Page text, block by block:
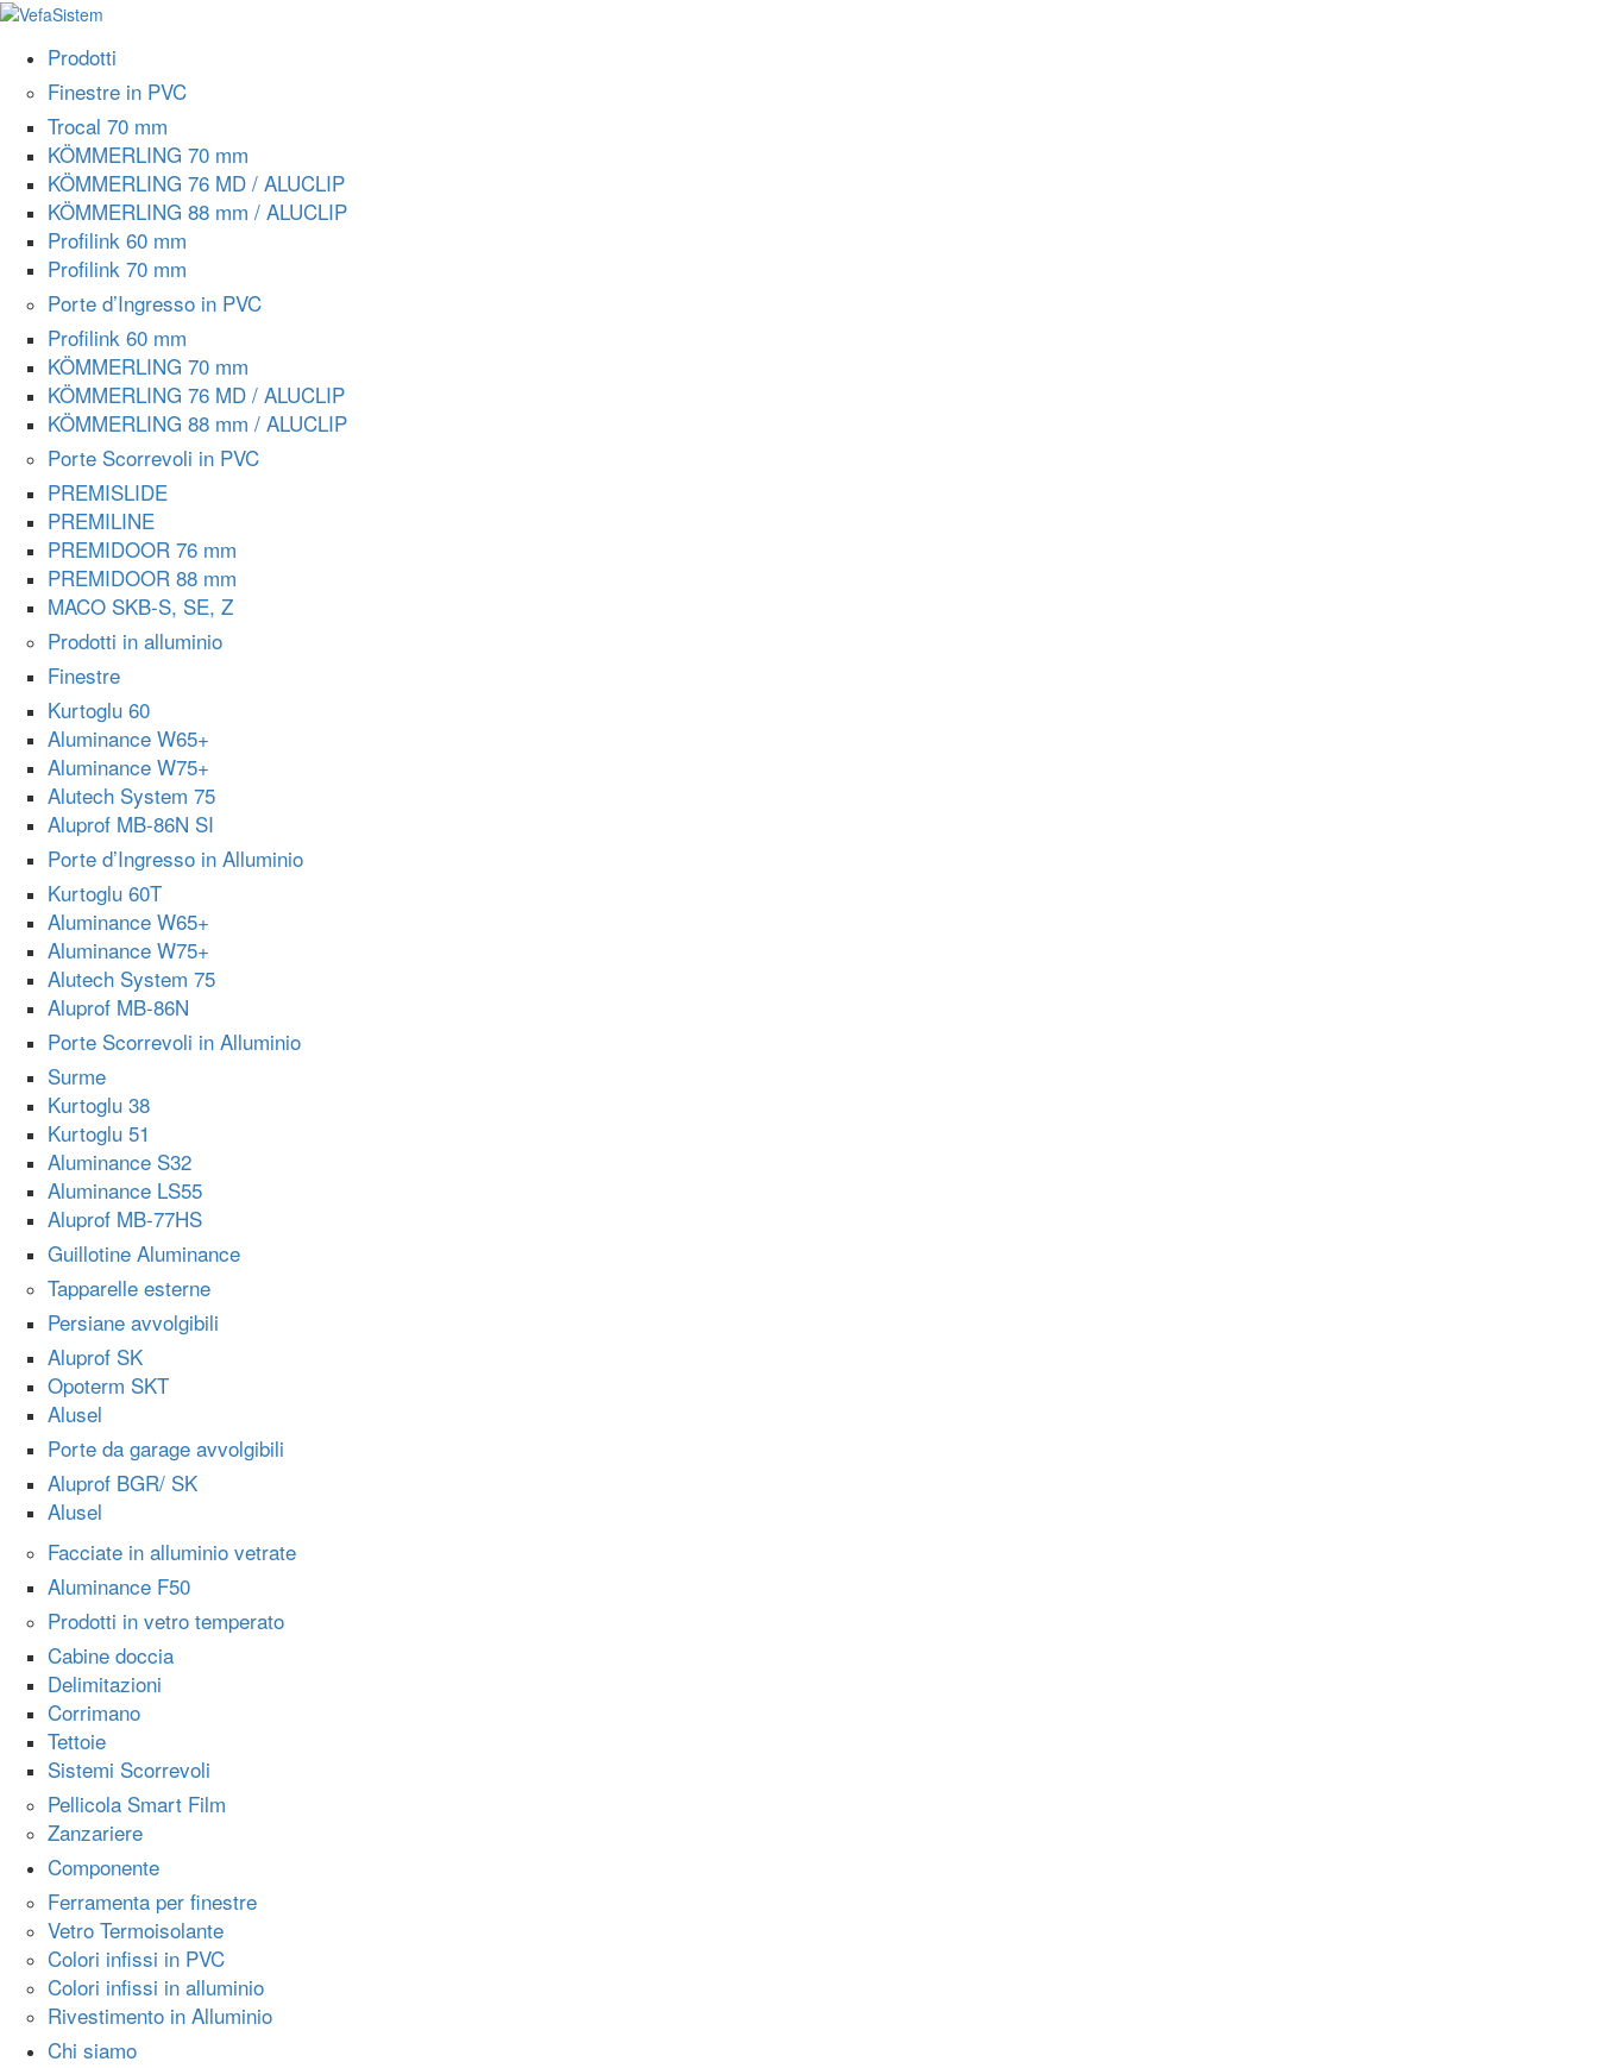
Prodotti
Finestre in PVC
Trocal 70 mm
KÖMMERLING 70 mm
KÖMMERLING 76 MD / ALUCLIP
KÖMMERLING 88 mm / ALUCLIP
Profilink 60 mm
Profilink 70 mm
Porte d’Ingresso in PVC
Profilink 60 mm
KÖMMERLING 70 mm
KÖMMERLING 76 MD / ALUCLIP
KÖMMERLING 88 mm / ALUCLIP
Porte Scorrevoli in PVC
PREMISLIDE
PREMILINE
PREMIDOOR 76 mm
PREMIDOOR 88 mm
MACO SKB-S, SE, Z
Prodotti in alluminio
Finestre
Kurtoglu 60
Aluminance W65+
Aluminance W75+
Alutech System 75
Aluprof MB-86N SI
Porte d’Ingresso in Alluminio
Kurtoglu 60T
Aluminance W65+
Aluminance W75+
Alutech System 75
Aluprof MB-86N
Porte Scorrevoli in Alluminio
Surme
Kurtoglu 38
Kurtoglu 51
Aluminance S32
Aluminance LS55
Aluprof MB-77HS
Guillotine Aluminance
Tapparelle esterne
Persiane avvolgibili
Aluprof SK
Opoterm SKT
Alusel
Porte da garage avvolgibili
Aluprof BGR/ SK
Alusel
Facciate in alluminio vetrate
Aluminance F50
Prodotti in vetro temperato
Cabine doccia
Delimitazioni
Corrimano
Tettoie
Sistemi Scorrevoli
Pellicola Smart Film
Zanzariere
Componente
Ferramenta per finestre
Vetro Termoisolante
Colori infissi in PVC
Colori infissi in alluminio
Rivestimento in Alluminio
Chi siamo